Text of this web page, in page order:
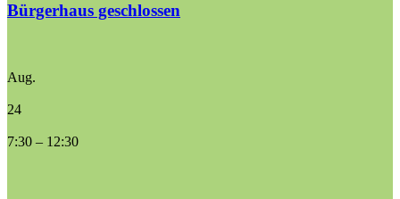
Bürgerhaus geschlossen
Aug.
24
7:30 – 12:30